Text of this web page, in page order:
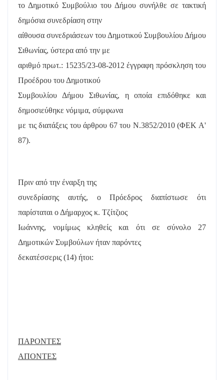
το Δημοτικό Συμβούλιο του Δήμου συνήλθε σε τακτική
δημόσια συνεδρίαση στην
αίθουσα συνεδριάσεων του Δημοτικού Συμβουλίου Δήμου
Σιθωνίας, ύστερα από την με
αριθμό πρωτ.: 15235/23-08-2012 έγγραφη πρόσκληση του
Προέδρου του Δημοτικού
Συμβουλίου Δήμου Σιθωνίας, η οποία επιδόθηκε και
δημοσιεύθηκε νόμιμα, σύμφωνα
με τις διατάξεις του άρθρου 67 του Ν.3852/2010 (ΦΕΚ Α'
87).
Πριν από την έναρξη της
συνεδρίασης αυτής, ο Πρόεδρος διαπίστωσε ότι
παρίσταται ο Δήμαρχος κ. Τζίτζιος
Ιωάννης, νομίμως κληθείς και ότι σε σύνολο 27
Δημοτικών Συμβούλων ήταν παρόντες
δεκατέσσερις (14) ήτοι:
ΠΑΡΟΝΤΕΣ
ΑΠΟΝΤΕΣ